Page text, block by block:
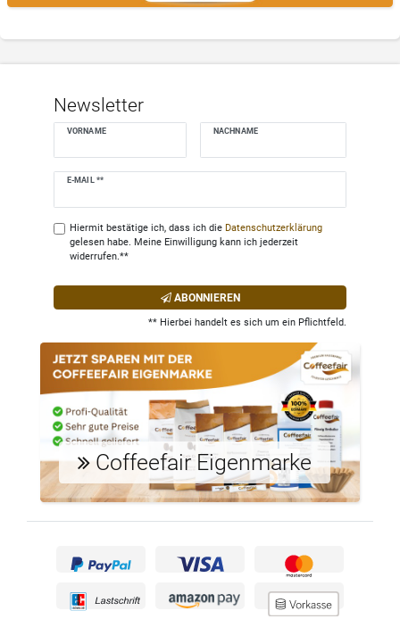
Newsletter
VORNAME NACHNAME
E-MAIL **
Newsletter
Hiermit bestätige ich, dass ich die Daten­schutz­erklärung
gelesen habe. Meine Einwilligung kann ich jederzeit
widerrufen.**
ABONNIEREN
** Hierbei handelt es sich um ein Pflichtfeld.
Coffeefair Eigenmarke